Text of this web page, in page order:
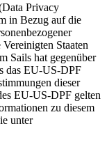
Privacy
in Bezug auf die
Staaten
Sails hat gegenüber
das EU-US-DPF
dieser
EU-US-DPF gelten
zu diesem
unter